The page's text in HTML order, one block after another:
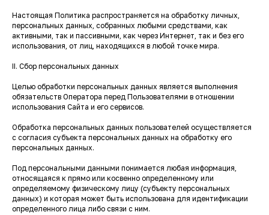
Настоящая Политика распространяется на обработку личных,
персональных данных, собранных любыми средствами, как
активными, так и пассивными, как через Интернет, так и без его
использования, от лиц, находящихся в любой точке мира.
II. Сбор персональных данных
Целью обработки персональных данных является выполнения
обязательств Оператора перед Пользователями в отношении
использования Сайта и его сервисов.
Обработка персональных данных пользователей осуществляется
с согласия субъекта персональных данных на обработку его
персональных данных.
Под персональными данными понимается любая информация,
относящаяся к прямо или косвенно определенному или
определяемому физическому лицу (субъекту персональных
данных) и которая может быть использована для идентификации
определенного лица либо связи с ним.